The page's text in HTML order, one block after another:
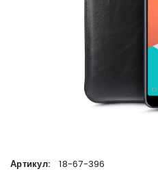
Артикул: 18-67-396